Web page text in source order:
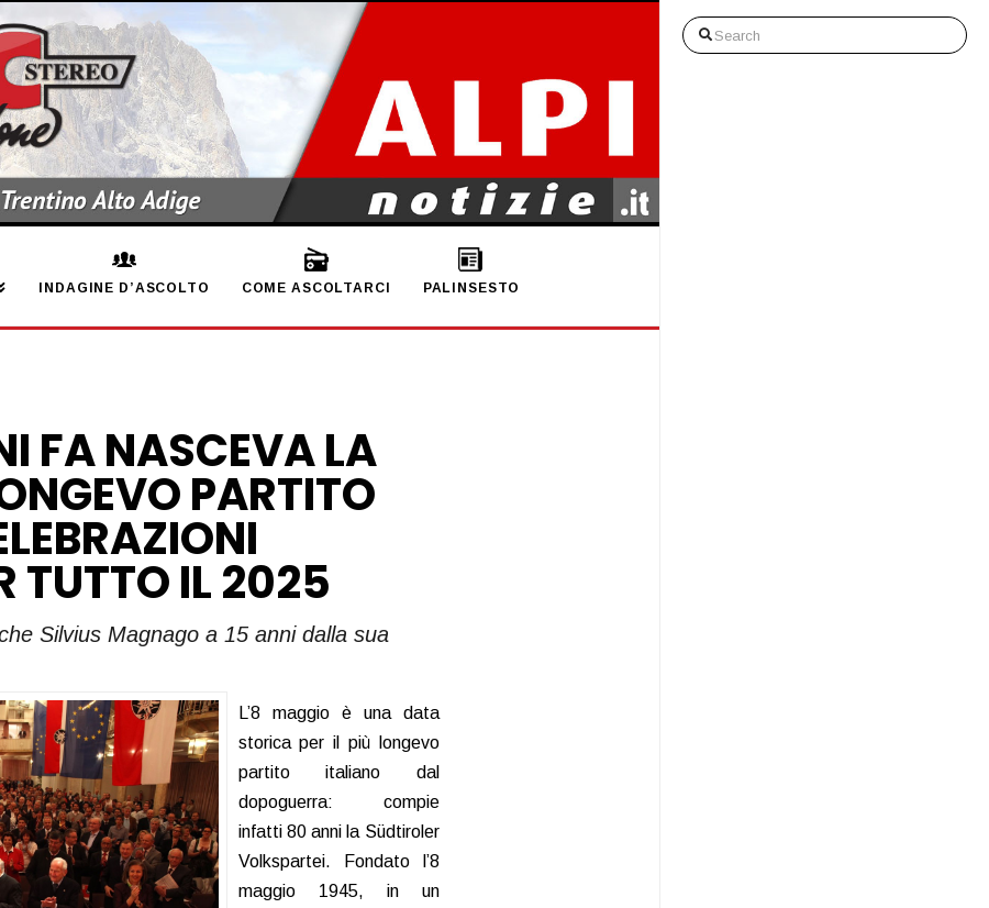
INDAGINE D’ASCOLTO COME ASCOLTARCI PALINSESTO
FA NASCEVA LA
PARTITO
TUTTO IL 2025
Silvius Magnago a 15 anni dalla sua
L’8 maggio è una data
storica per il più longevo
partito italiano dal
dopoguerra: compie
infatti 80 anni la Südtiroler
Volkspartei. Fondato l’8
maggio 1945, in un
Search